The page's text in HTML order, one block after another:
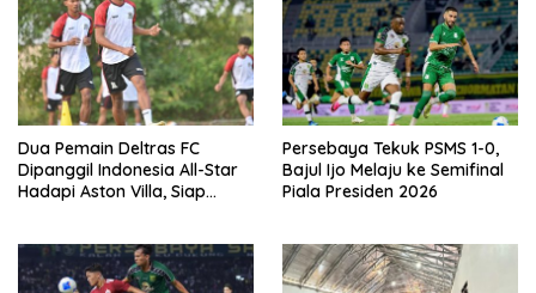
Dua Pemain Deltras FC
Dipanggil Indonesia All-Star
Hadapi Aston Villa, Siap
Persebaya Tekuk PSMS 1-0,
Bajul Ijo Melaju ke Semifinal
Piala Presiden 2026